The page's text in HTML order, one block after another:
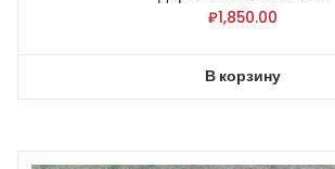
₽1,850.00
В корзину